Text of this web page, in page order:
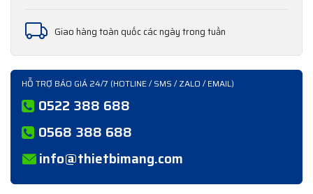
Giao hàng toàn quốc các ngày trong tuần
HỖ TRỢ BÁO GIÁ 24/7 (HOTLINE / SMS / ZALO / EMAIL)
0522 388 688
0568 388 688
info@thietbimang.com